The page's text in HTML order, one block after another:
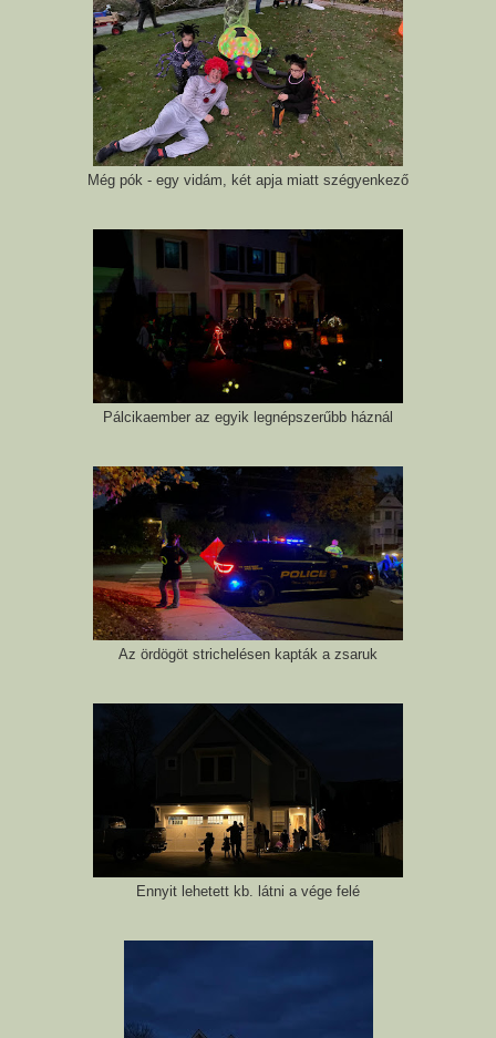
Még pók - egy vidám, két apja miatt szégyenkező
Pálcikaember az egyik legnépszerűbb háznál
Az ördögöt strichelésen kapták a zsaruk
Ennyit lehetett kb. látni a vége felé